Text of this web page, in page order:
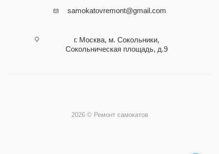
samokatovremont@gmail.com
г. Москва, м. Сокольники,
Сокольническая площадь, д.9
2026 © Ремонт самокатов